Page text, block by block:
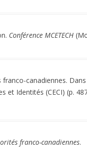
Conférence MCETECH
canadiennes. Dans
et Identités (CECI) (p.
franco-canadiennes.